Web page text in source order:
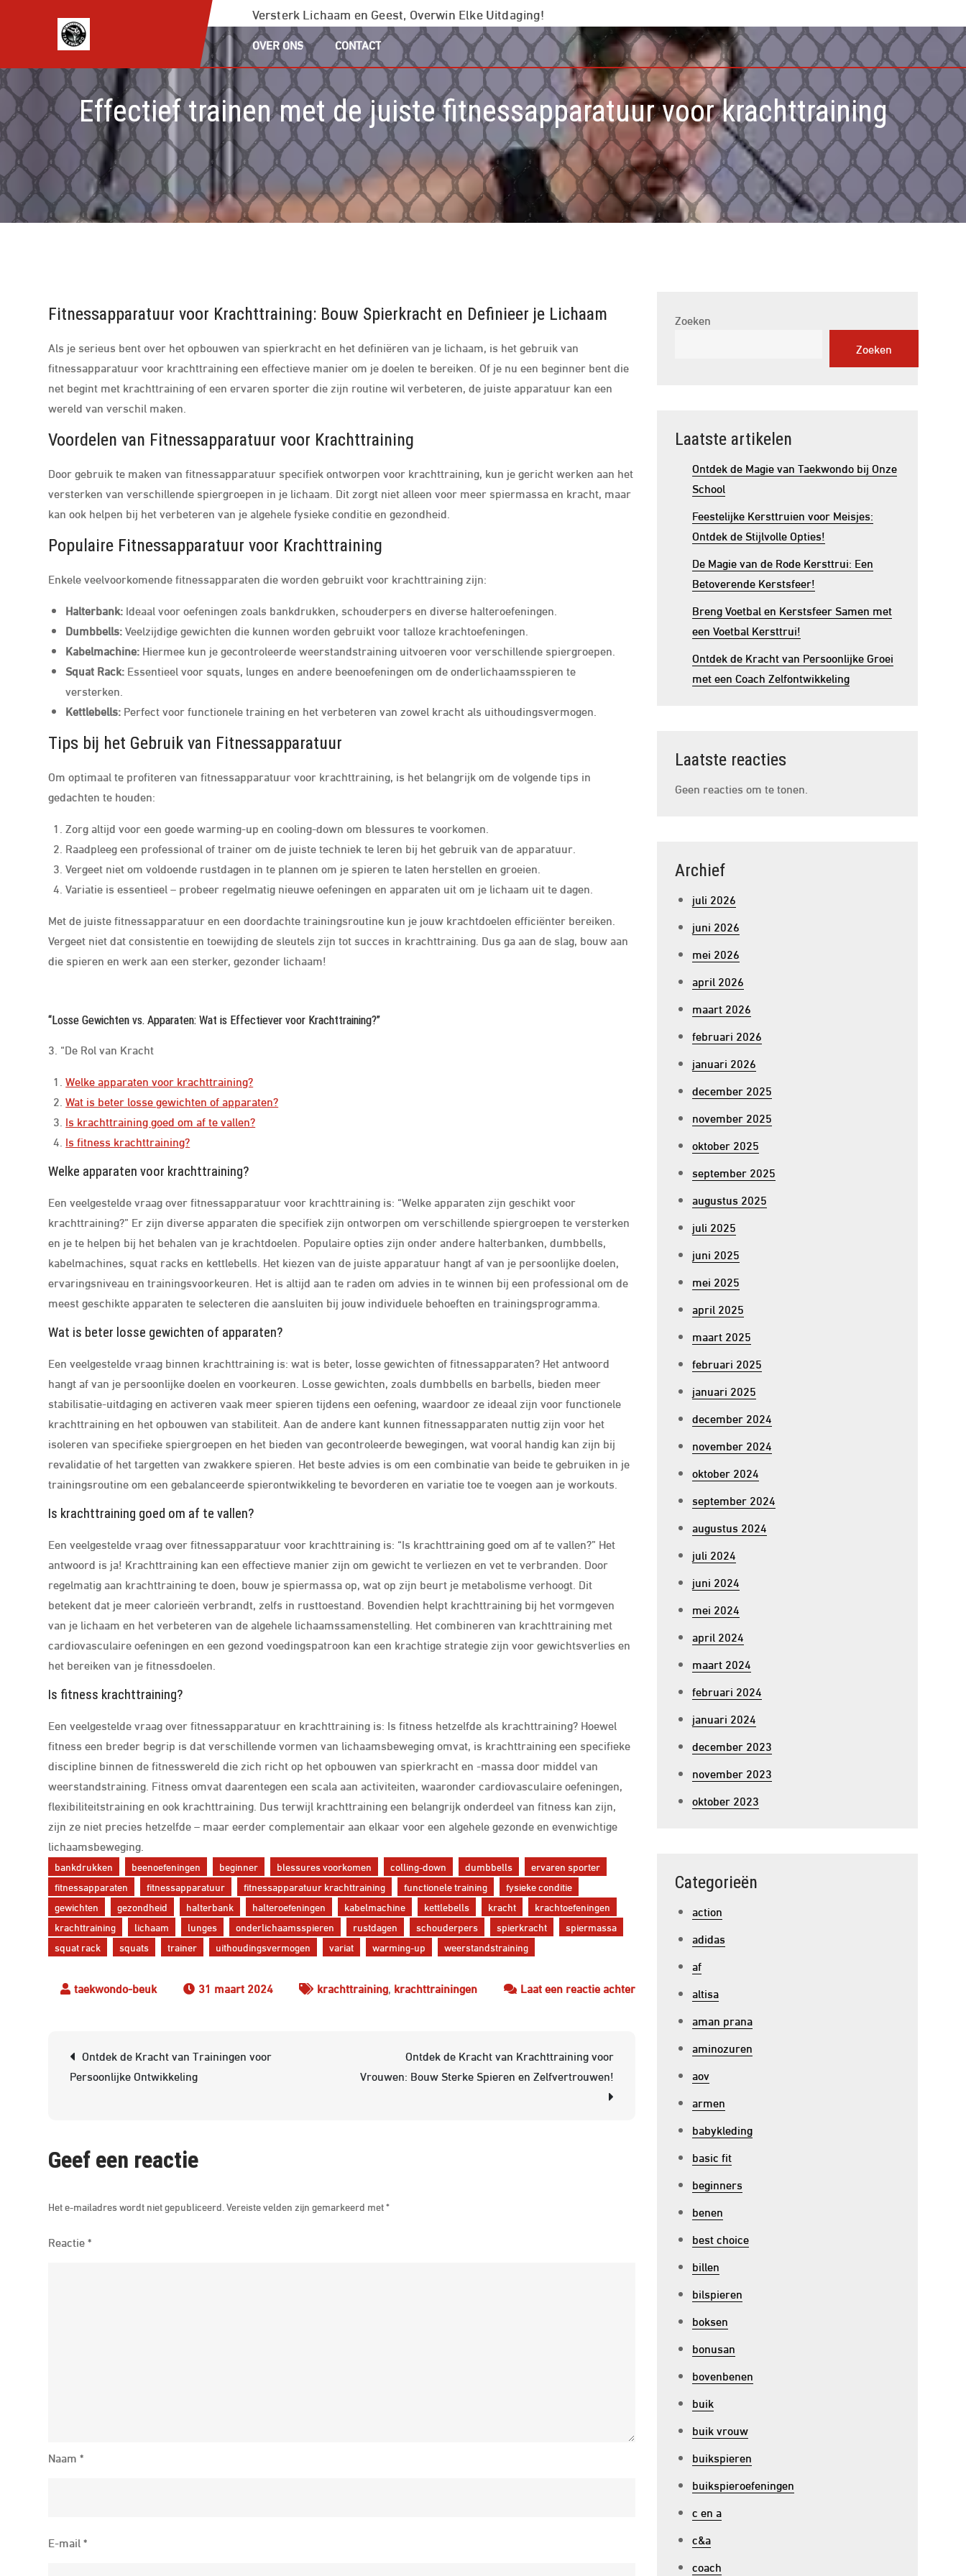
inhoud
Versterk Lichaam en Geest, Overwin Elke Uitdaging!
OVER ONS CONTACT
Effectief trainen met de juiste fitnessapparatuur voor krachttraining
Fitnessapparatuur voor Krachttraining: Bouw Spierkracht en Definieer je Lichaam
Als je serieus bent over het opbouwen van spierkracht en het definiëren van je lichaam, is het gebruik van
fitnessapparatuur voor krachttraining een effectieve manier om je doelen te bereiken. Of je nu een beginner bent die
net begint met krachttraining of een ervaren sporter die zijn routine wil verbeteren, de juiste apparatuur kan een
wereld van verschil maken.
Voordelen van Fitnessapparatuur voor Krachttraining
Door gebruik te maken van fitnessapparatuur specifiek ontworpen voor krachttraining, kun je gericht werken aan het
versterken van verschillende spiergroepen in je lichaam. Dit zorgt niet alleen voor meer spiermassa en kracht, maar
kan ook helpen bij het verbeteren van je algehele fysieke conditie en gezondheid.
Populaire Fitnessapparatuur voor Krachttraining
Enkele veelvoorkomende fitnessapparaten die worden gebruikt voor krachttraining zijn:
Halterbank: Ideaal voor oefeningen zoals bankdrukken, schouderpers en diverse halteroefeningen.
Dumbbells:Veelzijdige gewichten die kunnen worden gebruikt voor talloze krachtoefeningen.
Kabelmachine: Hiermee kun je gecontroleerde weerstandstraining uitvoeren voor verschillende spiergroepen.
Squat Rack: Essentieel voor squats, lunges en andere beenoefeningen om de onderlichaamsspieren te
versterken.
Kettlebells: Perfect voor functionele training en het verbeteren van zowel kracht als uithoudingsvermogen.
Tips bij het Gebruik van Fitnessapparatuur
Om optimaal te profiteren van fitnessapparatuur voor krachttraining, is het belangrijk om de volgende tips in
gedachten te houden:
Zorg altijd voor een goede warming-up en cooling-down om blessures te voorkomen.
Raadpleeg een professional of trainer om de juiste techniek te leren bij het gebruik van de apparatuur.
Vergeet niet om voldoende rustdagen in te plannen om je spieren te laten herstellen en groeien.
Variatie is essentieel – probeer regelmatig nieuwe oefeningen en apparaten uit om je lichaam uit te dagen.
Met de juiste fitnessapparatuur en een doordachte trainingsroutine kun je jouw krachtdoelen efficiënter bereiken.
Vergeet niet dat consistentie en toewijding de sleutels zijn tot succes in krachttraining. Dus ga aan de slag, bouw aan
die spieren en werk aan een sterker, gezonder lichaam!
“Losse Gewichten vs. Apparaten: Wat is Effectiever voor Krachttraining?”
3. “De Rol van Kracht
Welke apparaten voor krachttraining?
Wat is beter losse gewichten of apparaten?
Is krachttraining goed om af te vallen?
Is fitness krachttraining?
Welke apparaten voor krachttraining?
Een veelgestelde vraag over fitnessapparatuur voor krachttraining is: “Welke apparaten zijn geschikt voor
krachttraining?” Er zijn diverse apparaten die specifiek zijn ontworpen om verschillende spiergroepen te versterken
en je te helpen bij het behalen van je krachtdoelen. Populaire opties zijn onder andere halterbanken, dumbbells,
kabelmachines, squat racks en kettlebells. Het kiezen van de juiste apparatuur hangt af van je persoonlijke doelen,
ervaringsniveau en trainingsvoorkeuren. Het is altijd aan te raden om advies in te winnen bij een professional om de
meest geschikte apparaten te selecteren die aansluiten bij jouw individuele behoeften en trainingsprogramma.
Wat is beter losse gewichten of apparaten?
Een veelgestelde vraag binnen krachttraining is: wat is beter, losse gewichten of fitnessapparaten? Het antwoord
hangt af van je persoonlijke doelen en voorkeuren. Losse gewichten, zoals dumbbells en barbells, bieden meer
stabilisatie-uitdaging en activeren vaak meer spieren tijdens een oefening, waardoor ze ideaal zijn voor functionele
krachttraining en het opbouwen van stabiliteit. Aan de andere kant kunnen fitnessapparaten nuttig zijn voor het
isoleren van specifieke spiergroepen en het bieden van gecontroleerde bewegingen, wat vooral handig kan zijn bij
revalidatie of het targetten van zwakkere spieren. Het beste advies is om een combinatie van beide te gebruiken in je
trainingsroutine om een gebalanceerde spierontwikkeling te bevorderen en variatie toe te voegen aan je workouts.
Is krachttraining goed om af te vallen?
Een veelgestelde vraag over fitnessapparatuur voor krachttraining is: “Is krachttraining goed om af te vallen?” Het
antwoord is ja! Krachttraining kan een effectieve manier zijn om gewicht te verliezen en vet te verbranden. Door
regelmatig aan krachttraining te doen, bouw je spiermassa op, wat op zijn beurt je metabolisme verhoogt. Dit
betekent dat je meer calorieën verbrandt, zelfs in rusttoestand. Bovendien helpt krachttraining bij het vormgeven
van je lichaam en het verbeteren van de algehele lichaamssamenstelling. Het combineren van krachttraining met
cardiovasculaire oefeningen en een gezond voedingspatroon kan een krachtige strategie zijn voor gewichtsverlies en
het bereiken van je fitnessdoelen.
Is fitness krachttraining?
Een veelgestelde vraag over fitnessapparatuur en krachttraining is: Is fitness hetzelfde als krachttraining? Hoewel
fitness een breder begrip is dat verschillende vormen van lichaamsbeweging omvat, is krachttraining een specifieke
discipline binnen de fitnesswereld die zich richt op het opbouwen van spierkracht en -massa door middel van
weerstandstraining. Fitness omvat daarentegen een scala aan activiteiten, waaronder cardiovasculaire oefeningen,
flexibiliteitstraining en ook krachttraining. Dus terwijl krachttraining een belangrijk onderdeel van fitness kan zijn,
zijn ze niet precies hetzelfde – maar eerder complementair aan elkaar voor een algehele gezonde en evenwichtige
lichaamsbeweging.
bankdrukken beenoefeningen beginner blessures voorkomen colling-down dumbbells
ervaren sporter
fitnessapparaten
fitnessapparatuur fitnessapparatuur krachttraining functionele training
fysieke conditie
gewichten
gezondheid halterbank halteroefeningen kabelmachine kettlebells kracht
krachtoefeningen
krachttraining
lichaam lunges onderlichaamsspieren rustdagen schouderpers spierkracht
spiermassa
squat rack
squats trainer uithoudingsvermogen variat warming-up weerstandstraining
31 maart 2024 krachttraining, krachttrainingen Laat een reactie achterop
fitnessapparatuur
Berichtnavigatie
Ontdek de Kracht van Trainingen voor
Persoonlijke Ontwikkeling
Ontdek de Kracht van Krachttraining voor
Vrouwen: Bouw Sterke Spieren en Zelfvertrouwen!
Geef een reactie
Het e-mailadres wordt niet gepubliceerd. Vereiste velden zijn gemarkeerd met*
Reactie*
Naam*
E-mail*
Zoeken
Zoeken
Laatste artikelen
Ontdek de Magie van Taekwondo bij Onze
School
Feestelijke Kersttruien voor Meisjes:
Ontdek de Stijlvolle Opties!
De Magie van de Rode Kersttrui: Een
Betoverende Kerstsfeer!
Breng Voetbal en Kerstsfeer Samen met
een Voetbal Kersttrui!
Ontdek de Kracht van Persoonlijke Groei
met een Coach Zelfontwikkeling
Laatste reacties
Geen reacties om te tonen.
Archief
juli 2026
juni 2026
mei 2026
april 2026
maart 2026
februari 2026
januari 2026
december 2025
november 2025
oktober 2025
september 2025
augustus 2025
juli 2025
juni 2025
mei 2025
april 2025
maart 2025
februari 2025
januari 2025
december 2024
november 2024
oktober 2024
september 2024
augustus 2024
juli 2024
juni 2024
mei 2024
april 2024
maart 2024
februari 2024
januari 2024
december 2023
november 2023
oktober 2023
Categorieën
action
adidas
af
altisa
aman prana
aminozuren
aov
armen
babykleding
basic fit
beginners
benen
best choice
billen
bilspieren
boksen
bonusan
bovenbenen
buik
buik vrouw
buikspieren
buikspieroefeningen
c en a
c&a
coach